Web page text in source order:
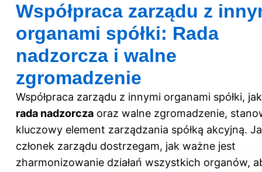
Współpraca zarządu z
organami spółki: Rada
nadzorcza i walne
zgromadzenie
Współpraca zarządu z innymi organami spółki, jak
rada nadzorcza oraz walne zgromadzenie,
kluczowy element zarządzania spółką akcyjną.
członek zarządu dostrzegam, jak ważne jest
zharmonizowanie działań wszystkich organów,